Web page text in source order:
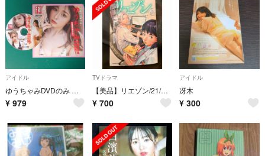
アイドル
ゆうちゃみDVDのみ 初写真集記念 古川優奈 FRIDAY2022年8月12日号
¥ 979
TVドラマ
【美品】リエゾン/21/ヨンチャン/竹村優作
¥ 700
アイドル
冴木
¥ 300